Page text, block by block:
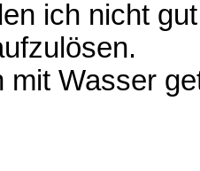
ich nicht
mit Wasser